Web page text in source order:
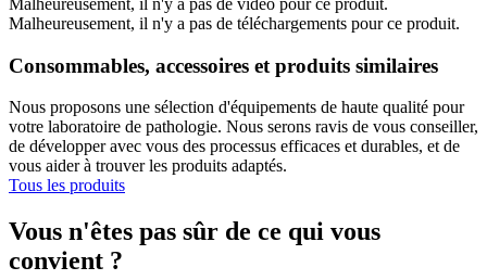
Malheureusement, il n'y a pas de téléchargements pour ce produit.
Consommables, accessoires et produits similaires
Nous proposons une sélection d'équipements de haute qualité pour
votre laboratoire de pathologie. Nous serons ravis de vous conseiller,
de développer avec vous des processus efficaces et durables, et de
vous aider à trouver les produits adaptés.
Tous les produits
Vous n'êtes pas sûr de ce qui vous
convient ?